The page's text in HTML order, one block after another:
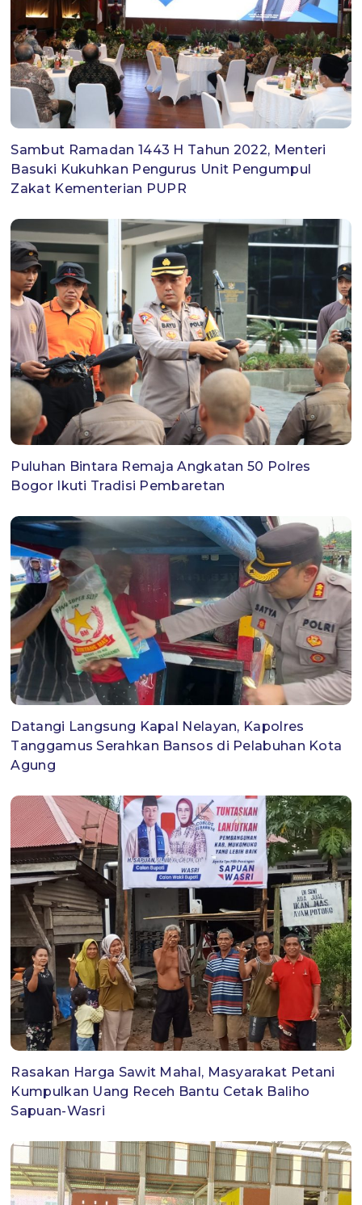
Sambut Ramadan 1443 H Tahun 2022, Menteri
Basuki Kukuhkan Pengurus Unit Pengumpul
Zakat Kementerian PUPR
Puluhan Bintara Remaja Angkatan 50 Polres
Bogor Ikuti Tradisi Pembaretan
Datangi Langsung Kapal Nelayan, Kapolres
Tanggamus Serahkan Bansos di Pelabuhan Kota
Agung
Rasakan Harga Sawit Mahal, Masyarakat Petani
Kumpulkan Uang Receh Bantu Cetak Baliho
Sapuan-Wasri